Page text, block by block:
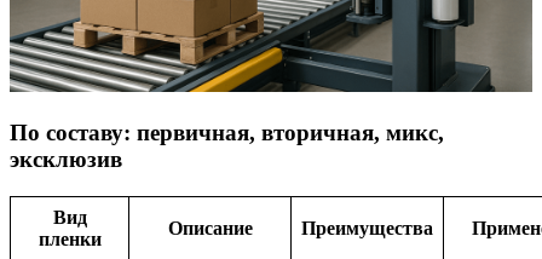
По составу: первичная, вторичная, микс,
эксклюзив
Вид
пленки
Описание Преимущества